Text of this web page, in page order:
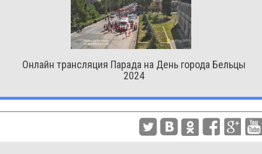
Онлайн трансляция Парада на День города Бельцы
2024